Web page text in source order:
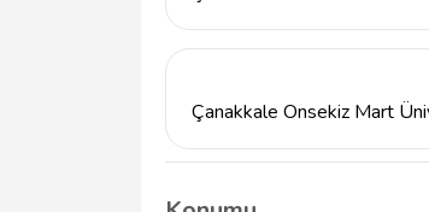
Çanakkale Onsekiz Mart
Çanakkale Onsekiz Mart